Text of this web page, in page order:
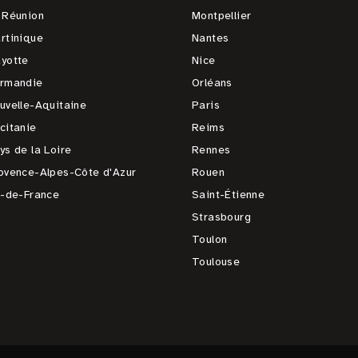
Aquitaine
de la Loire
Alpes-Côte d'Azur
de-France
Montpellier
Nantes
Nice
Orléans
Paris
Reims
Rennes
Rouen
Saint-Étienne
Strasbourg
Toulon
Toulouse